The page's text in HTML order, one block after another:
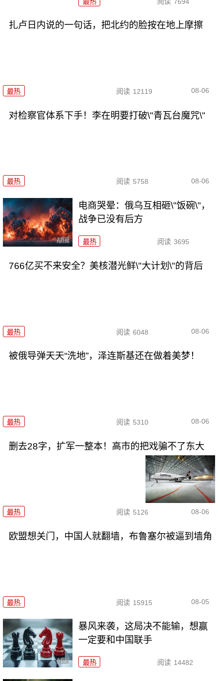
扎卢日内说的一句话，把北约的脸按在地上摩擦
最热 阅读 12119 08-06
对检察官体系下手！李在明要打破\"青瓦台魔咒\"
最热 阅读 5758 08-06
电商哭晕：俄乌互相砸\"饭碗\"，
战争已没有后方
最热 阅读 3695
766亿买不来安全？美核潜光鲜\"大计划\"的背后
最热 阅读 6048 08-06
被俄导弹天天“洗地”，泽连斯基还在做着美梦！
最热 阅读 5310 08-06
删去28字，扩军一整本！高市的把戏骗不了东大
最热 阅读 5126 08-06
欧盟想关门，中国人就翻墙，布鲁塞尔被逼到墙角
最热 阅读 15915 08-05
暴风来袭，这局决不能输，想赢
一定要和中国联手
最热 阅读 14482